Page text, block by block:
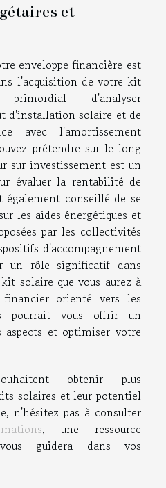
et
enveloppe financière est
l'acquisition de votre kit
d'analyser
d'installation solaire et de
avec l'amortissement
prétendre sur le long
sur investissement est un
évaluer la rentabilité de
conseillé de se
les aides énergétiques et
par les collectivités
d'accompagnement
un rôle significatif dans
solaire que vous aurez à
orienté vers les
pourrait vous offrir un
aspects et optimiser votre
obtenir plus
solaires et leur potentiel
n'hésitez pas à consulter
, une ressource
guidera dans vos